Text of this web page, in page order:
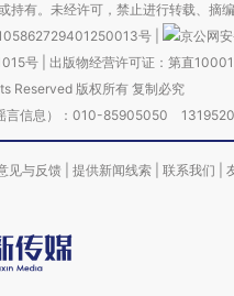
有。未经许可，禁止进行转载、摘
号
京公网
号| 出版物经营许可证：第直
Reserved 版权所有 复制必究
言信息）：010-85905050
见与反馈 提供新闻线索 联系我们